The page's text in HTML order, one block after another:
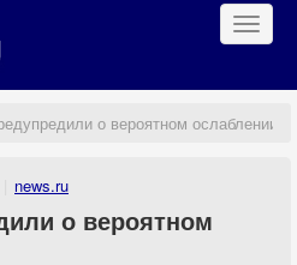
о вероятном ослаблении
news.ru
о вероятном